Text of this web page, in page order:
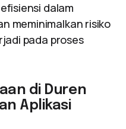
dalam
meminimalkan risiko
pada proses
di Duren
Aplikasi